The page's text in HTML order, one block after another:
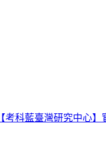
【考科藍臺灣研究中心